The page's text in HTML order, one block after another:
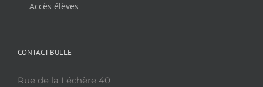
Accès élèves
CONTACT BULLE
Rue de la Léchère 40